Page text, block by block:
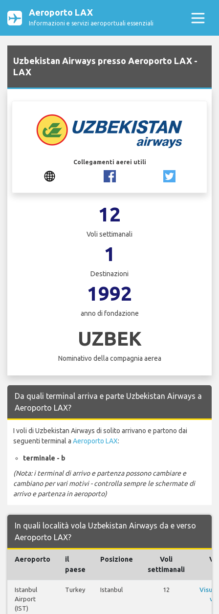
Aeroporto LAX
Informazioni e servizi aeroportuali essenziali
Uzbekistan Airways presso Aeroporto LAX -
LAX
Collegamenti aerei utili
12
Voli settimanali
1
Destinazioni
1992
anno di fondazione
UZBEK
Nominativo della compagnia aerea
Da quali terminal arriva e parte Uzbekistan Airways a
Aeroporto LAX?
I voli di Uzbekistan Airways di solito arrivano e partono dai
seguenti terminal a Aeroporto LAX:
terminale - b
(Nota: i terminal di arrivo e partenza possono cambiare e
cambiano per vari motivi - controlla sempre le schermate di
arrivo e partenza in aeroporto)
In quali località vola Uzbekistan Airways da e verso
Aeroporto LAX?
Aeroporto
il
paese
Posizione
Voli
settimanali
Istanbul
Airport
(IST)
Turkey Istanbul 12